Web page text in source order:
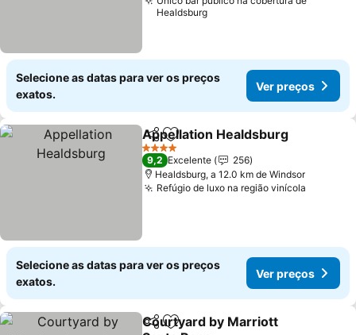
Healdsburg
Selecione as datas para ver os preços
exatos.
Ver preços
PartilharAdicionar aos favoritos
Appellation Healdsburg
4 Estrelas
9,2 Excelente
256
Healdsburg, a 12.0 km de Windsor
Refúgio de luxo na região vinícola
Selecione as datas para ver os preços
exatos.
Ver preços
PartilharAdicionar aos favoritos
Courtyard by Marriott